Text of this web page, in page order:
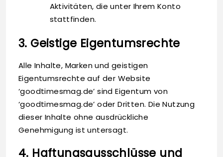
Aktivitäten, die unter Ihrem Konto
stattfinden.
3. Geistige Eigentumsrechte
Alle Inhalte, Marken und geistigen
Eigentumsrechte auf der Website
‘goodtimesmag.de’ sind Eigentum von
‘goodtimesmag.de’ oder Dritten. Die Nutzung
dieser Inhalte ohne ausdrückliche
Genehmigung ist untersagt.
4. Haftungsausschlüsse und